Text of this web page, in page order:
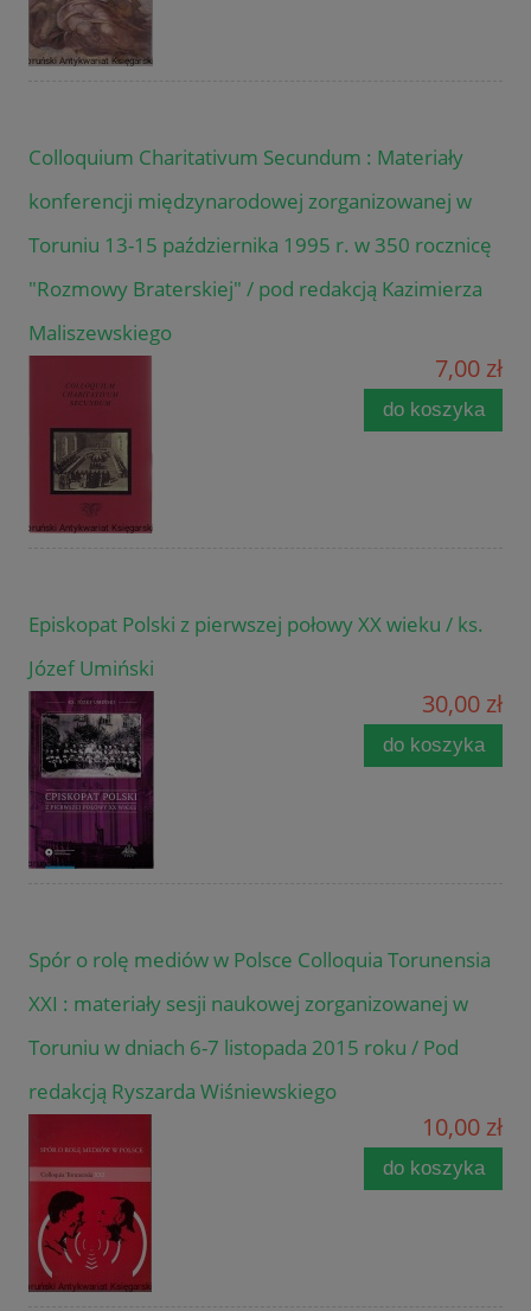
Colloquium Charitativum Secundum : Materiały
konferencji międzynarodowej zorganizowanej w
Toruniu 13-15 października 1995 r. w 350 rocznicę
"Rozmowy Braterskiej" / pod redakcją Kazimierza
Maliszewskiego
7,00 zł
do koszyka
Episkopat Polski z pierwszej połowy XX wieku / ks.
Józef Umiński
30,00 zł
do koszyka
Spór o rolę mediów w Polsce Colloquia Torunensia
XXI : materiały sesji naukowej zorganizowanej w
Toruniu w dniach 6-7 listopada 2015 roku / Pod
redakcją Ryszarda Wiśniewskiego
10,00 zł
do koszyka